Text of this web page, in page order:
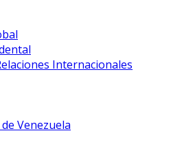
Internacionales
Venezuela